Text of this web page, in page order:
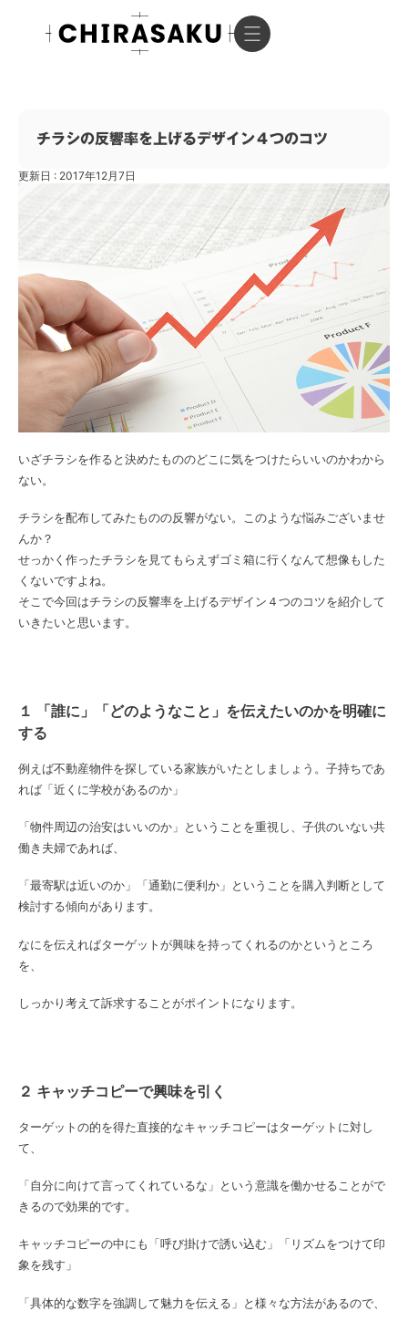
チラシの反響率を上げるデザイン４つのコツ
更新日 : 2017年12月7日
いざチラシを作ると決めたもののどこに気をつけたらいいのかわから
ない。
チラシを配布してみたものの反響がない。このような悩みございませ
んか？
せっかく作ったチラシを見てもらえずゴミ箱に行くなんて想像もした
くないですよね。
そこで今回はチラシの反響率を上げるデザイン４つのコツを紹介して
いきたいと思います。
１ 「誰に」「どのようなこと」を伝えたいのかを明確に
する
例えば不動産物件を探している家族がいたとしましょう。子持ちであ
れば「近くに学校があるのか」
「物件周辺の治安はいいのか」ということを重視し、子供のいない共
働き夫婦であれば、
「最寄駅は近いのか」「通勤に便利か」ということを購入判断として
検討する傾向があります。
なにを伝えればターゲットが興味を持ってくれるのかというところ
を、
しっかり考えて訴求することがポイントになります。
２ キャッチコピーで興味を引く
ターゲットの的を得た直接的なキャッチコピーはターゲットに対し
て、
「自分に向けて言ってくれているな」という意識を働かせることがで
きるので効果的です。
キャッチコピーの中にも「呼び掛けで誘い込む」「リズムをつけて印
象を残す」
「具体的な数字を強調して魅力を伝える」と様々な方法があるので、